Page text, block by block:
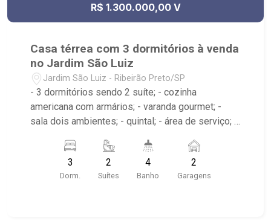
R$ 1.300.000,00 V
Casa térrea com 3 dormitórios à venda
no Jardim São Luiz
Jardim São Luiz - Ribeirão Preto/SP
- 3 dormitórios sendo 2 suíte; - cozinha
americana com armários; - varanda gourmet; -
sala dois ambientes; - quintal; - área de serviço; -
condicionado; - Próximo à Cobasi, Savegnago,
UNAERP e Hospital São Lucas
3
Dorm.
2
Suítes
4
Banho
2
Garagens